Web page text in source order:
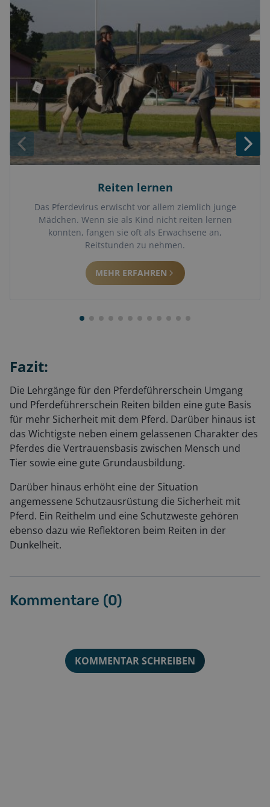
Reiten lernen
Das Pferdevirus erwischt vor allem ziemlich junge
Mädchen. Wenn sie als Kind nicht reiten lernen
konnten, fangen sie oft als Erwachsene an,
Reitstunden zu nehmen.
MEHR ERFAHREN
Fazit:
Die Lehrgänge für den Pferdeführerschein Umgang
und Pferdeführerschein Reiten bilden eine gute Basis
für mehr Sicherheit mit dem Pferd. Darüber hinaus ist
das Wichtigste neben einem gelassenen Charakter des
Pferdes die Vertrauensbasis zwischen Mensch und
Tier sowie eine gute Grundausbildung.
Darüber hinaus erhöht eine der Situation
angemessene Schutzausrüstung die Sicherheit mit
Pferd. Ein Reithelm und eine Schutzweste gehören
ebenso dazu wie Reflektoren beim Reiten in der
Dunkelheit.
Kommentare (0)
KOMMENTAR SCHREIBEN